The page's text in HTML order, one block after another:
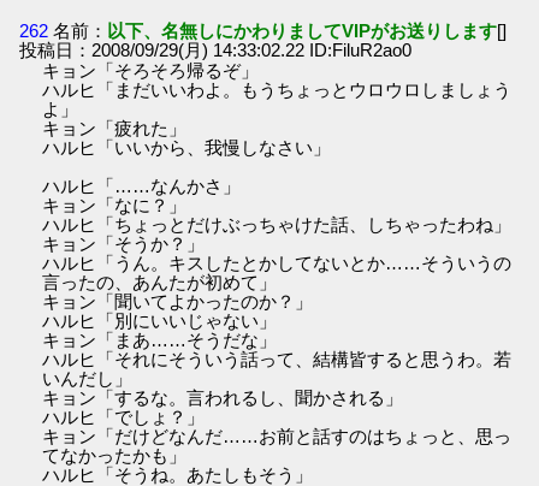
262 名前： 以下、名無しにかわりましてVIPがお送りします[]
投稿日：2008/09/29(月) 14:33:02.22 ID:FiluR2ao0
キョン「そろそろ帰るぞ」
ハルヒ「まだいいわよ。もうちょっとウロウロしましょう
よ」
キョン「疲れた」
ハルヒ「いいから、我慢しなさい」
ハルヒ「……なんかさ」
キョン「なに？」
ハルヒ「ちょっとだけぶっちゃけた話、しちゃったわね」
キョン「そうか？」
ハルヒ「うん。キスしたとかしてないとか……そういうの
言ったの、あんたが初めて」
キョン「聞いてよかったのか？」
ハルヒ「別にいいじゃない」
キョン「まあ……そうだな」
ハルヒ「それにそういう話って、結構皆すると思うわ。若
いんだし」
キョン「するな。言われるし、聞かされる」
ハルヒ「でしょ？」
キョン「だけどなんだ……お前と話すのはちょっと、思っ
てなかったかも」
ハルヒ「そうね。あたしもそう」